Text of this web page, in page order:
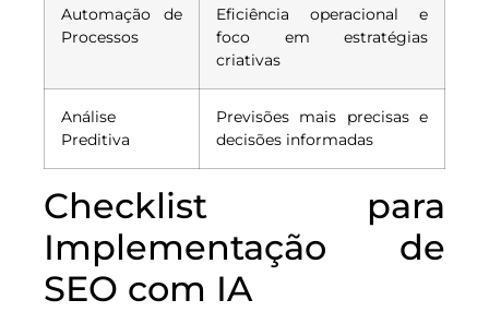
Automação de
Processos
Eficiência operacional e
foco em estratégias
criativas
Análise
Preditiva
Previsões mais precisas e
decisões informadas
Checklist para
Implementação de
SEO com IA